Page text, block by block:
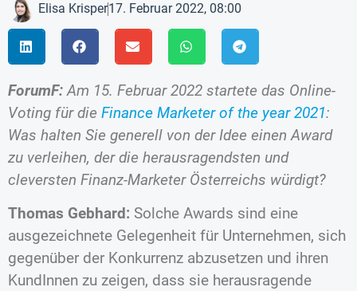
Elisa Krisper17. Februar 2022, 08:00
ForumF:Am 15. Februar 2022 startete das Online-
Voting für die Finance Marketer of the year 2021:
Was halten Sie generell von der Idee einen Award
zu verleihen, der die herausragendsten und
cleversten Finanz-Marketer Österreichs würdigt?
Thomas Gebhard: Solche Awards sind eine
ausgezeichnete Gelegenheit für Unternehmen, sich
gegenüber der Konkurrenz abzusetzen und ihren
KundInnen zu zeigen, dass sie herausragende